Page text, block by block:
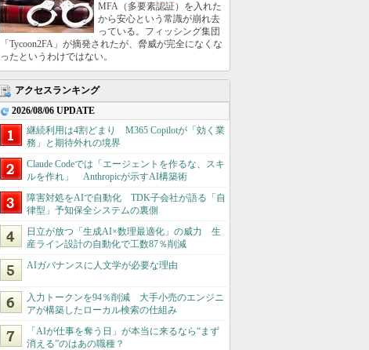
MFA（多要素認証）を入れた
から安心という常識が崩れ去
っている。フィッシング集団
「Tycoon2FA」が摘発されたが、脅威が完全になくな
ったというわけではない。
アクセスランキング
2026/08/06 UPDATE
継続利用は4割どまり M365 Copilotが「効く業
務」と期待外れの境界
Claude Codeでは「エージェントを作るな、スキ
ルを作れ」 Anthropicが示すAI構築術
障害対処をAIで自動化 TDK子会社が語る「自
律型」予知保全システムの裏側
日立が放つ「生成AI×数理最適化」の威力 生
産ライン設計の自動化で工数87％削減
AIガバナンスに人文学が必要な理由
入力トークンを94％削減 大手小売のエンジニ
アが構築したローカル検索の仕組み
「AIが仕事を奪う日」が本当に来るなら“まず
消える”のはあの職種？